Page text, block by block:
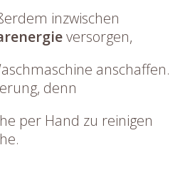
inzwischen
versorgen,
anschaffen.
denn
per Hand zu reinigen